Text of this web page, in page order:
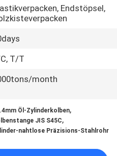
Endstöpsel,
T/T
month
Öl-Zylinderkolben,
JIS S45C,
nahtlose Präzisions-Stahlrohr